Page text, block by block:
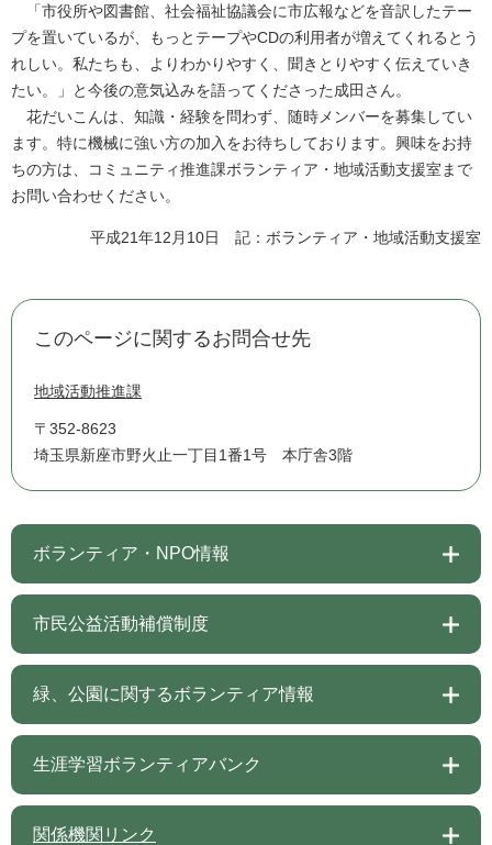
「市役所や図書館、社会福祉協議会に市広報などを音訳したテー
プを置いているが、もっとテープやCDの利用者が増えてくれるとう
れしい。私たちも、よりわかりやすく、聞きとりやすく伝えていき
たい。」と今後の意気込みを語ってくださった成田さん。
花だいこんは、知識・経験を問わず、随時メンバーを募集してい
ます。特に機械に強い方の加入をお待ちしております。興味をお持
ちの方は、コミュニティ推進課ボランティア・地域活動支援室まで
お問い合わせください。
平成21年12月10日 記：ボランティア・地域活動支援室
このページに関するお問合せ先
地域活動推進課
〒352-8623
埼玉県新座市野火止一丁目1番1号 本庁舎3階
ボランティア・NPO情報
市民公益活動補償制度
緑、公園に関するボランティア情報
生涯学習ボランティアバンク
関係機関リンク